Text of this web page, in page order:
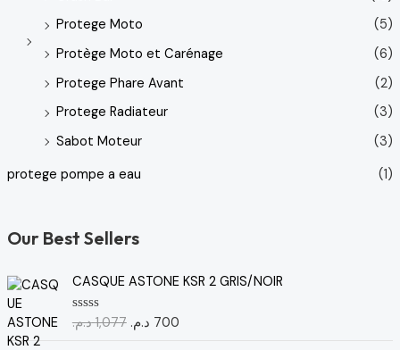
Protege Moto
(5)
Protège Moto et Carénage
(6)
Protege Phare Avant
(2)
Protege Radiateur
(3)
Sabot Moteur
(3)
protege pompe a eau
(1)
Our Best Sellers
CASQUE ASTONE KSR 2 GRIS/NOIR
N
o
1,077 د.م.
L
r
700 د.م.
L
r